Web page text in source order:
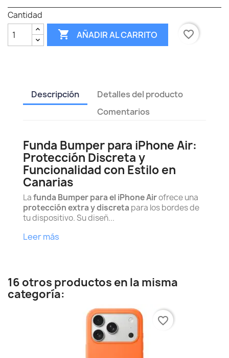
Cantidad
 AÑADIR AL CARRITO favorite_border
Descripción
Detalles del producto
Comentarios
Funda Bumper para iPhone Air:
Protección Discreta y
Funcionalidad con Estilo en
Canarias
Lafunda Bumper para el iPhone Airofrece una
protección extra y discreta para los bordes de
tu dispositivo. Su diseñ...
Leer más
16 otros productos en la misma
categoría:
favorite_border